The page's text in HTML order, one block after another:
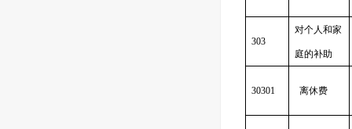
303
对个人和家
庭的补助
30301 离休费